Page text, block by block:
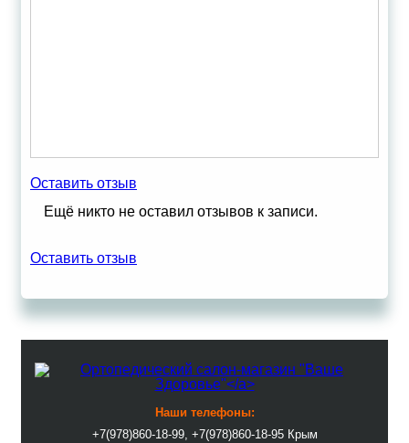
Оставить отзыв
Ещё никто не оставил отзывов к записи.
Оставить отзыв
Наши телефоны:
+7(978)860-18-99, +7(978)860-18-95 Крым